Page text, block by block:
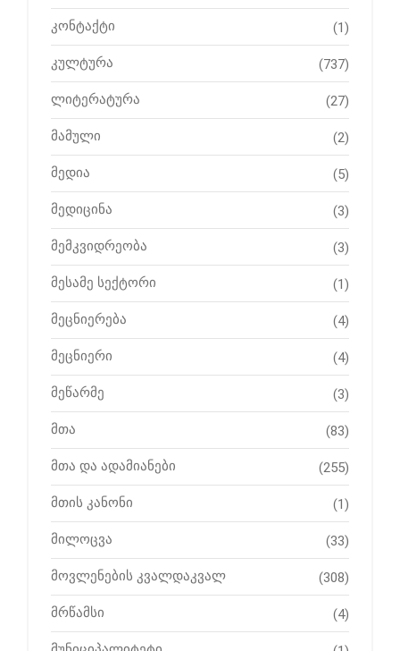
კონტაქტი (1)
კულტურა (737)
ლიტერატურა (27)
მამული (2)
მედია (5)
მედიცინა (3)
მემკვიდრეობა (3)
მესამე სექტორი (1)
მეცნიერება (4)
მეცნიერი (4)
მეწარმე (3)
მთა (83)
მთა და ადამიანები (255)
მთის კანონი (1)
მილოცვა (33)
მოვლენების კვალდაკვალ (308)
მრწამსი (4)